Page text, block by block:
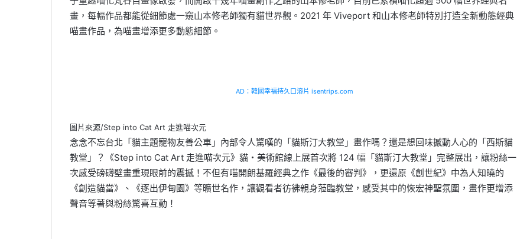
畫，每幅作品都能從細節處一窺山本修老師獨有貓世界觀。2021 年 Viveport 和山本修老師特別打造全新動態經典
喵畫作品，為喵畫增添更多動態細節。
AD：韓國幸福持久口溶片 isentrips.com
圖片來源/Step into Cat Art 走進喵次元
念念不忘台北「貓主題寵物友善公車」內部令人驚嘆的「貓斯汀大教堂」畫作嗎？還是想回味撼動人心的「西斯貓
教堂」？《Step into Cat Art 走進喵次元》貓・美術館線上展首次將 124 幅「貓斯汀大教堂」完整展出，讓粉絲一
次感受磅礴壁畫重現眼前的震撼！不但有喵開朗基羅經典之作《最後的審判》，更還原《創世紀》中為人知曉的
《創造貓當》、《逐出伊甸園》等曠世名作，讓觀看者彷彿親身蒞臨教堂，感受其中的恢宏神聖氛圍，畫作更增添
聲音等著與粉絲驚喜互動！